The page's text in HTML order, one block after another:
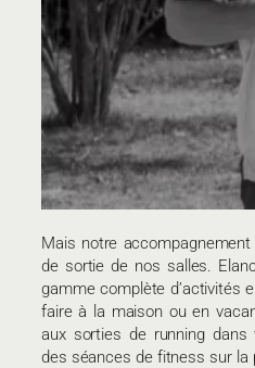
Mais notre
de sortie de nos salles.
gamme complète d’activités
faire à la maison ou en
aux sorties de running
des séances de fitness sur la